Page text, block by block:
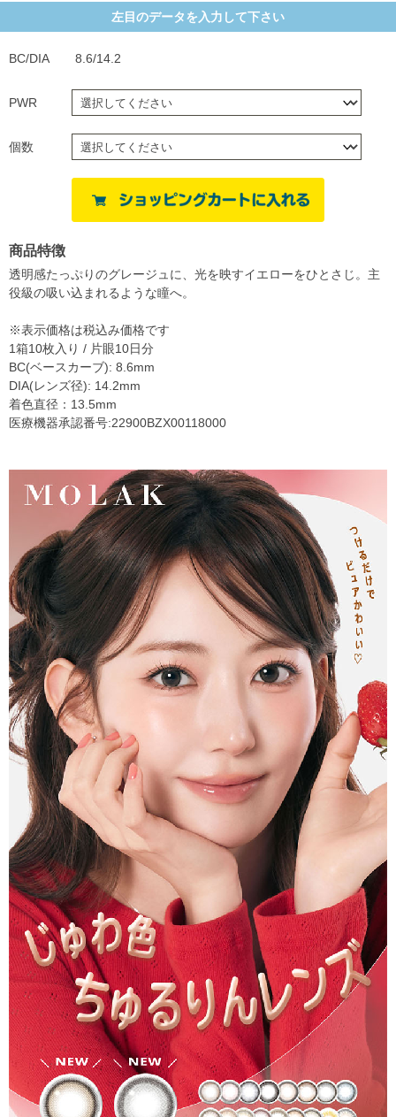
左目のデータを入力して下さい
BC/DIA 8.6/14.2
PWR
個数
商品特徴
透明感たっぷりのグレージュに、光を映すイエローをひとさじ。主
役級の吸い込まれるような瞳へ。
※表示価格は税込み価格です
1箱10枚入り / 片眼10日分
BC(ベースカーブ): 8.6mm
DIA(レンズ径): 14.2mm
着色直径：13.5mm
医療機器承認番号:22900BZX00118000